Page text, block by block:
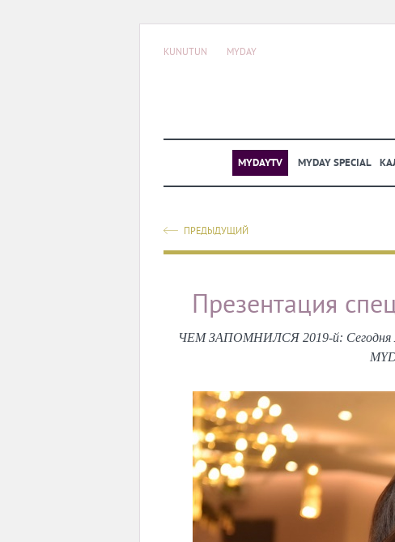
KUNUTUN MYDAY
MYDAYTV MYDAY SPECIAL
ПРЕДЫДУЩИЙ
Презентация
ЧЕМ ЗАПОМНИЛСЯ 2019-й: Сегодня мы